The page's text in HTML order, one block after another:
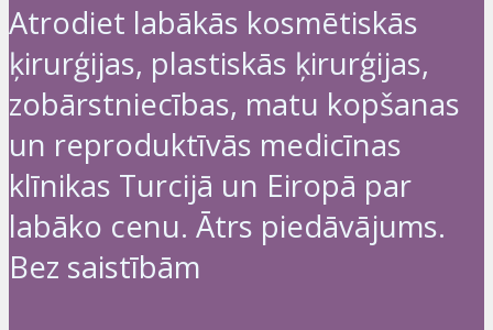
Atrodiet labākās kosmētiskās
ķirurģijas, plastiskās ķirurģijas,
zobārstniecības, matu kopšanas
un reproduktīvās medicīnas
klīnikas Turcijā un Eiropā par
labāko cenu. Ātrs piedāvājums.
Bez saistībām